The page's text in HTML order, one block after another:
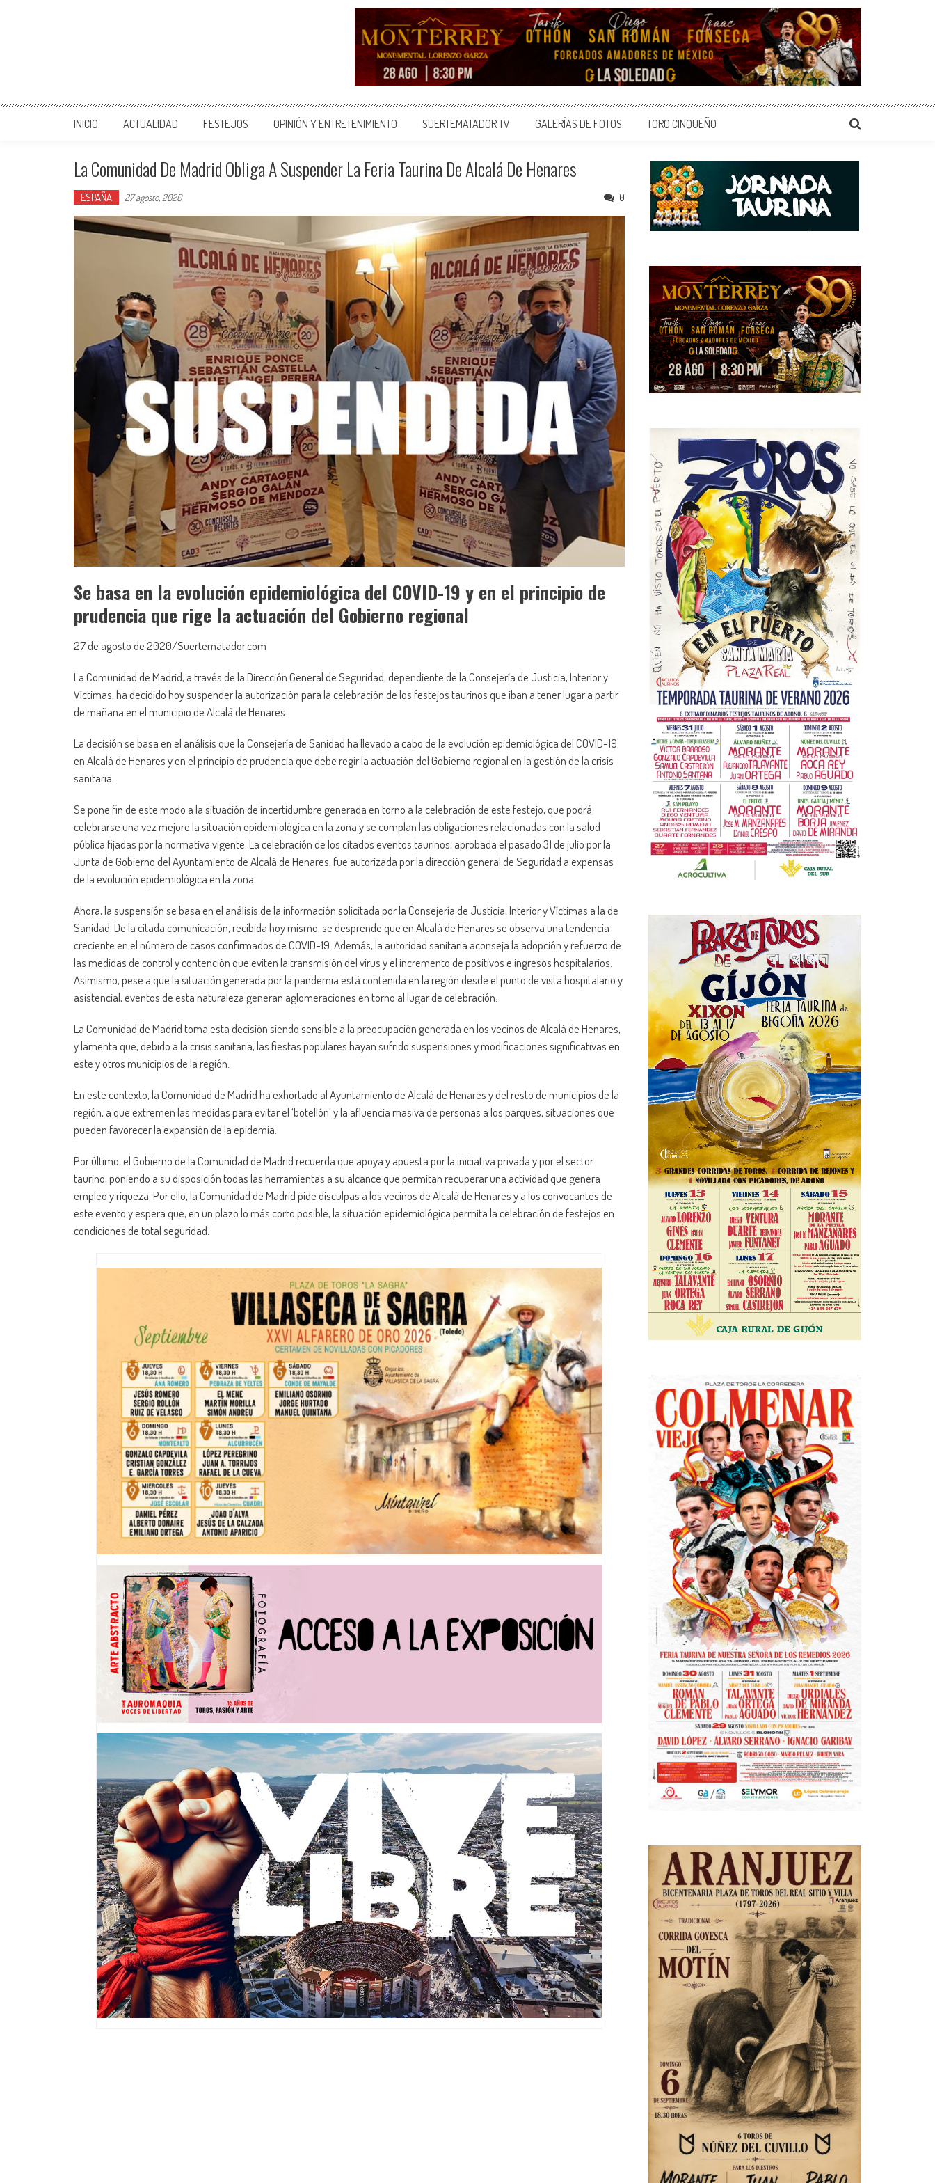
INICIO ACTUALIDAD FESTEJOS OPINIÓN Y ENTRETENIMIENTO SUERTEMATADOR TV GALERÍAS DE FOTOS TORO CINQUEÑO
La Comunidad De Madrid Obliga A Suspender La Feria Taurina De Alcalá De Henares
ESPAÑA 27 agosto, 2020 0
Se basa en la evolución epidemiológica del COVID-19 y en el principio de
prudencia que rige la actuación del Gobierno regional
27 de agosto de 2020/Suertematador.com
La Comunidad de Madrid, a través de la Dirección General de Seguridad, dependiente de la Consejería de Justicia, Interior y
Víctimas, ha decidido hoy suspender la autorización para la celebración de los festejos taurinos que iban a tener lugar a partir
de mañana en el municipio de Alcalá de Henares.
La decisión se basa en el análisis que la Consejería de Sanidad ha llevado a cabo de la evolución epidemiológica del COVID-19
en Alcalá de Henares y en el principio de prudencia que debe regir la actuación del Gobierno regional en la gestión de la crisis
sanitaria.
Se pone fin de este modo a la situación de incertidumbre generada en torno a la celebración de este festejo, que podrá
celebrarse una vez mejore la situación epidemiológica en la zona y se cumplan las obligaciones relacionadas con la salud
pública fijadas por la normativa vigente. La celebración de los citados eventos taurinos, aprobada el pasado 31 de julio por la
Junta de Gobierno del Ayuntamiento de Alcalá de Henares, fue autorizada por la dirección general de Seguridad a expensas
de la evolución epidemiológica en la zona.
Ahora, la suspensión se basa en el análisis de la información solicitada por la Consejería de Justicia, Interior y Víctimas a la de
Sanidad. De la citada comunicación, recibida hoy mismo, se desprende que en Alcalá de Henares se observa una tendencia
creciente en el número de casos confirmados de COVID-19. Además, la autoridad sanitaria aconseja la adopción y refuerzo de
las medidas de control y contención que eviten la transmisión del virus y el incremento de positivos e ingresos hospitalarios.
Asimismo, pese a que la situación generada por la pandemia está contenida en la región desde el punto de vista hospitalario y
asistencial, eventos de esta naturaleza generan aglomeraciones en torno al lugar de celebración.
La Comunidad de Madrid toma esta decisión siendo sensible a la preocupación generada en los vecinos de Alcalá de Henares,
y lamenta que, debido a la crisis sanitaria, las fiestas populares hayan sufrido suspensiones y modificaciones significativas en
este y otros municipios de la región.
En este contexto, la Comunidad de Madrid ha exhortado al Ayuntamiento de Alcalá de Henares y del resto de municipios de la
región, a que extremen las medidas para evitar el ‘botellón’ y la afluencia masiva de personas a los parques, situaciones que
pueden favorecer la expansión de la epidemia.
Por último, el Gobierno de la Comunidad de Madrid recuerda que apoya y apuesta por la iniciativa privada y por el sector
taurino, poniendo a su disposición todas las herramientas a su alcance que permitan recuperar una actividad que genera
empleo y riqueza. Por ello, la Comunidad de Madrid pide disculpas a los vecinos de Alcalá de Henares y a los convocantes de
este evento y espera que, en un plazo lo más corto posible, la situación epidemiológica permita la celebración de festejos en
condiciones de total seguridad.